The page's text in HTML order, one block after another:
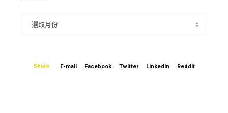
Share E-mail Facebook Twitter LinkedIn Reddit